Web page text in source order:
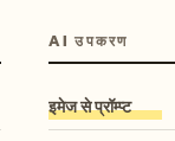
AI उपकरण
इमेज से प्रॉम्प्ट